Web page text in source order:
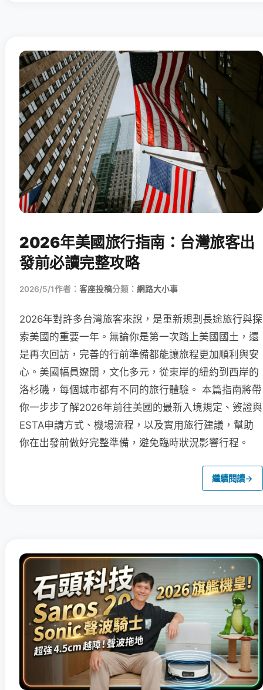
2026年美國旅行指南：台灣旅客出
發前必讀完整攻略
2026/5/1作者： 客座投稿分類： 網路大小事
2026年對許多台灣旅客來說，是重新規劃長途旅行與探
索美國的重要一年。無論你是第一次踏上美國國土，還
是再次回訪，完善的行前準備都能讓旅程更加順利與安
心。美國幅員遼闊，文化多元，從東岸的紐約到西岸的
洛杉磯，每個城市都有不同的旅行體驗。 本篇指南將帶
你一步步了解2026年前往美國的最新入境規定、簽證與
ESTA申請方式、機場流程，以及實用旅行建議，幫助
你在出發前做好完整準備，避免臨時狀況影響行程。
繼續閱讀→